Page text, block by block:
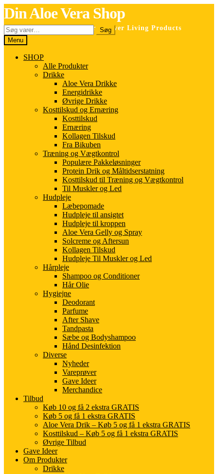
Spring
til
navigation
Spring
til
indhold
Din Aloe Vera Shop
Selvstændig forhandler for Forever Living Products
Søg
efter:
Søg
Menu
SHOP
Alle Produkter
Drikke
Aloe Vera Drikke
Energidrikke
Øvrige Drikke
Kosttilskud og Ernæring
Kosttilskud
Ernæring
Kollagen Tilskud
Fra Bikuben
Træning og Vægtkontrol
Populære Pakkeløsninger
Protein Drik og Måltidserstatning
Kosttilskud til Træning og Vægtkontrol
Til Muskler og Led
Hudpleje
Læbepomade
Hudpleje til ansigtet
Hudpleje til kroppen
Aloe Vera Gelly og Spray
Solcreme og Aftersun
Kollagen Tilskud
Hudpleje Til Muskler og Led
Hårpleje
Shampoo og Conditioner
Hår Olie
Hygiejne
Deodorant
Parfume
After Shave
Tandpasta
Sæbe og Bodyshampoo
Hånd Desinfektion
Diverse
Nyheder
Vareprøver
Gave Ideer
Merchandice
Tilbud
Køb 10 og få 2 ekstra GRATIS
Køb 5 og få 1 ekstra GRATIS
Aloe Vera Drik – Køb 5 og få 1 ekstra GRATIS
Kosttilskud – Køb 5 og få 1 ekstra GRATIS
Øvrige Tilbud
Gave Ideer
Om Produkter
Drikke